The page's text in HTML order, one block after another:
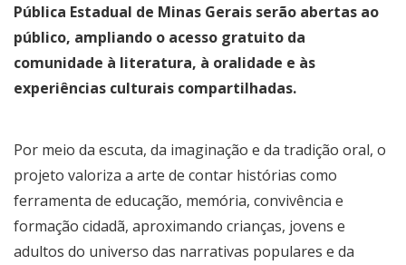
Pública Estadual de Minas Gerais serão abertas ao
público, ampliando o acesso gratuito da
comunidade à literatura, à oralidade e às
experiências culturais compartilhadas.
Por meio da escuta, da imaginação e da tradição oral, o
projeto valoriza a arte de contar histórias como
ferramenta de educação, memória, convivência e
formação cidadã, aproximando crianças, jovens e
adultos do universo das narrativas populares e da